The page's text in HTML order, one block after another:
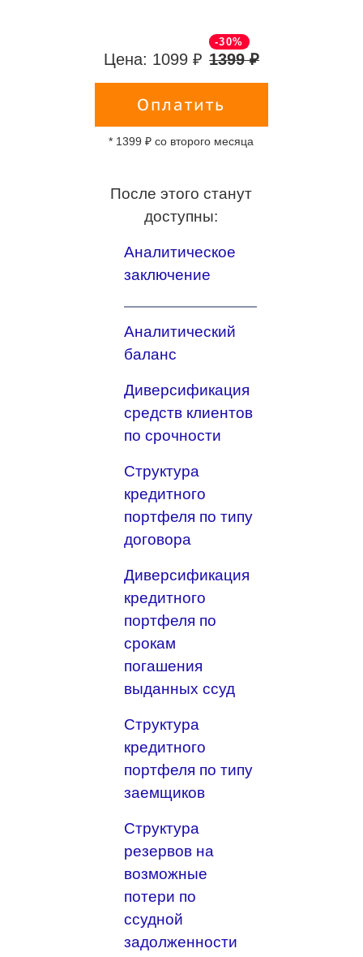
Цена: 1099 ₽ 1399 ₽
-30%
Оплатить
* 1399 ₽ со второго месяца
После этого станут
доступны:
Аналитическое
заключение
Аналитический
баланс
Диверсификация
средств клиентов
по срочности
Структура
кредитного
портфеля по типу
договора
Диверсификация
кредитного
портфеля по
срокам
погашения
выданных ссуд
Структура
кредитного
портфеля по типу
заемщиков
Структура
резервов на
возможные
потери по
ссудной
задолженности